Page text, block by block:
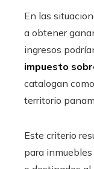
En las
a obtener
ingresos
impuesto
catalogan
territorio
Este criterio
para